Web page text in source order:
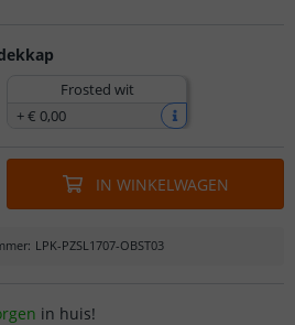
Frosted wit
+€ 0,00
IN WINKELWAGEN
: LPK-PZSL1707-OBST03
in huis!